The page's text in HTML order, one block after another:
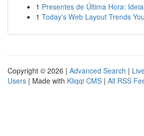
1 Presentes de Última Hora:
1 Today's Web Layout Trends
Copyright © 2026 | Advanced Search |
Users | Made with Kliqqi CMS | All RSS